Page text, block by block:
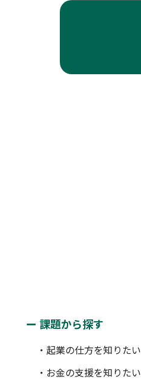
課題から探す
・起業の仕方を知りたい
・お金の支援を知りたい